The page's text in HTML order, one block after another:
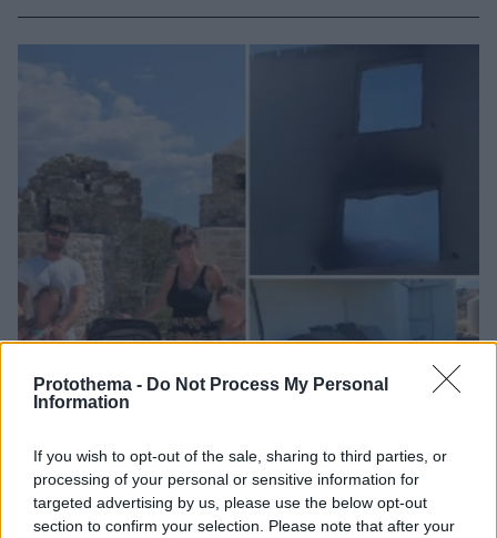
Protothema - Do Not Process My Personal
Information
If you wish to opt-out of the sale, sharing to third parties, or
processing of your personal or sensitive information for
targeted advertising by us, please use the below opt-out
section to confirm your selection. Please note that after your
05.08.2026, 19:53